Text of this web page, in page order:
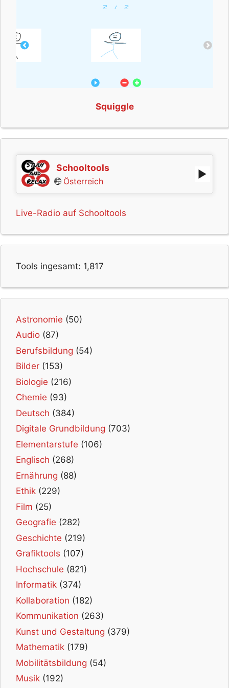
Squiggle
Schooltools
Österreich
Live-Radio auf Schooltools
Tools ingesamt: 1,817
Astronomie (50)
Audio (87)
Berufsbildung (54)
Bilder (153)
Biologie (216)
Chemie (93)
Deutsch (384)
Digitale Grundbildung (703)
Elementarstufe (106)
Englisch (268)
Ernährung (88)
Ethik (229)
Film (25)
Geografie (282)
Geschichte (219)
Grafiktools (107)
Hochschule (821)
Informatik (374)
Kollaboration (182)
Kommunikation (263)
Kunst und Gestaltung (379)
Mathematik (179)
Mobilitätsbildung (54)
Musik (192)